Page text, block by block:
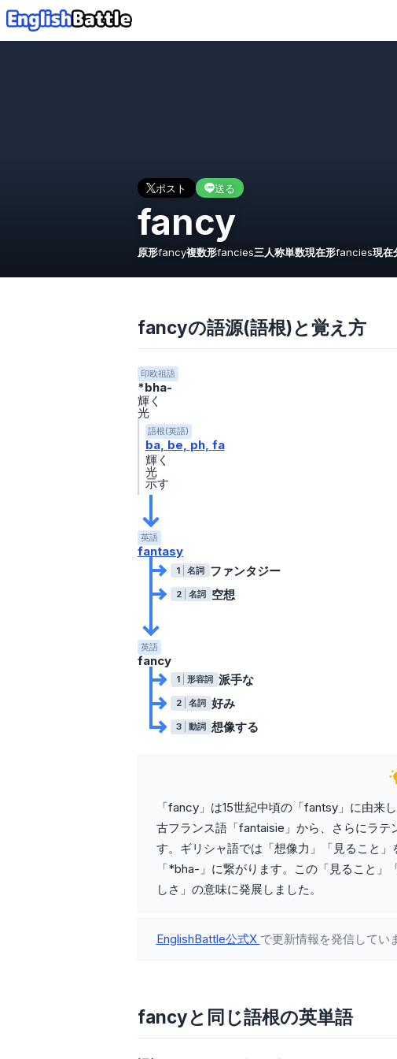
ポスト 送る
fancy
原形fancy複数形fancies三人称単数現在形fancies現在
fancyの語源(語根)と覚え方
印欧祖語
*bha-
輝く
光
語根(英語)
ba be ph fa
輝く
光
示す
英語
fantasy
1 名詞 ファンタジー
2 名詞 空想
英語
fancy
1 形容詞 派手な
2 名詞 好み
3 動詞 想像する
「fancy」は15世紀中頃の「fantsy」に由来
古フランス語「fantaisie」から、さらにラテ
す。ギリシャ語では「想像力」「見ること
「*bha-」に繋がります。この「見ること
しさ」の意味に発展しました。
EnglishBattle公式X で更新情報を発信してい
fancyと同じ語根の英単語